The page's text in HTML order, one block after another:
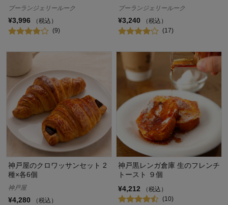
ブーランジェリールーク
¥3,996
（税込）
(9)
ブーランジェリールーク
¥3,240
（税込）
(17)
神戸屋のクロワッサンセット 2
種×各6個
神戸屋
¥4,280 （税込）
神戸黒レンガ倉庫 生のフレンチ
トースト ９個
¥4,212
（税込）
(10)